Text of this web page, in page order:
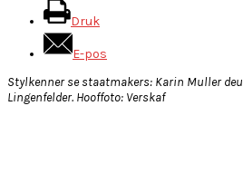
Druk
E-pos
Stylkenner se staatmakers: Karin Muller
Lingenfelder. Hooffoto: Verskaf